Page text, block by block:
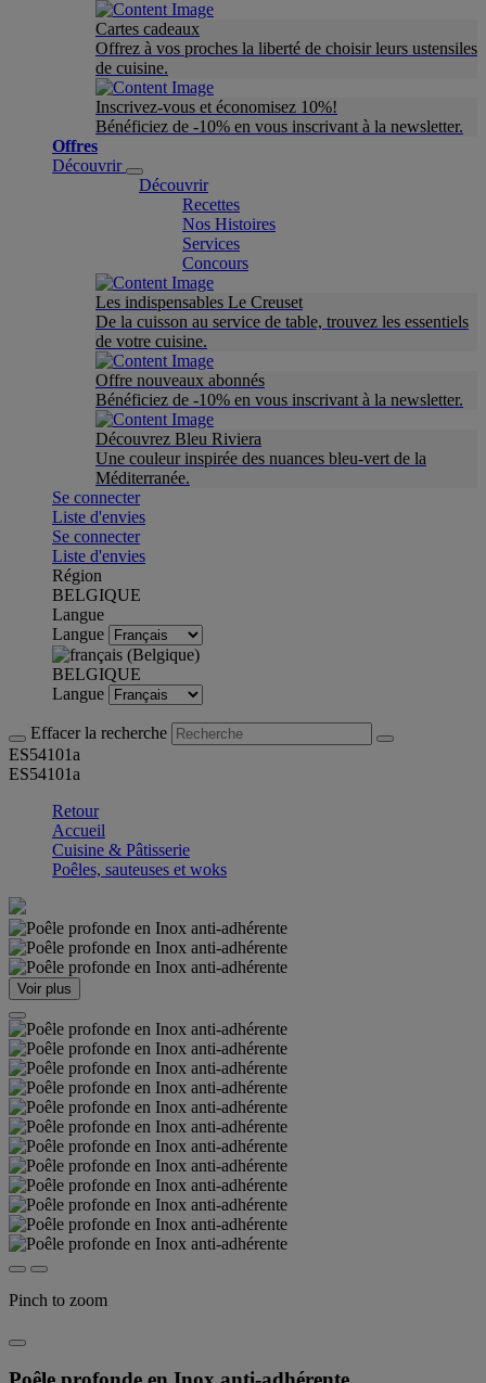
Cartes cadeaux
Offrez à vos proches la liberté de choisir leurs ustensiles
de cuisine.
Inscrivez-vous et économisez 10%!
Bénéficiez de -10% en vous inscrivant à la newsletter.
Offres
Découvrir
Découvrir
Recettes
Nos Histoires
Services
Concours
Les indispensables Le Creuset
De la cuisson au service de table, trouvez les essentiels
de votre cuisine.
Offre nouveaux abonnés
Bénéficiez de -10% en vous inscrivant à la newsletter.
Découvrez Bleu Riviera
Une couleur inspirée des nuances bleu-vert de la
Méditerranée.
Se connecter
Liste d'envies
Se connecter
Liste d'envies
Région
BELGIQUE
Langue
Langue
BELGIQUE
Langue
Effacer la recherche
ES54101a
ES54101a
Retour
Accueil
Cuisine & Pâtisserie
Poêles, sauteuses et woks
Voir plus
Pinch to zoom